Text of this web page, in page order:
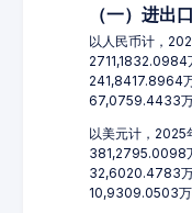
（一）进出
以人民币计，
2711,1832.0984
241,8417.8964
67,0759.4433万
以美元计，2025
381,2795.0098
32,6020.4783万
10,9309.0503万